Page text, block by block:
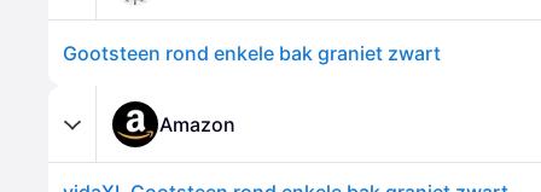
Gootsteen rond enkele bak graniet zwart
Amazon